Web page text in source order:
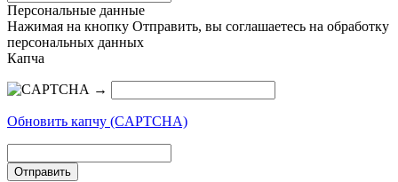
Персональные данные
Нажимая на кнопку Отправить, вы соглашаетесь на обработку
персональных данных
Капча
→
Обновить капчу (CAPTCHA)
Отправить